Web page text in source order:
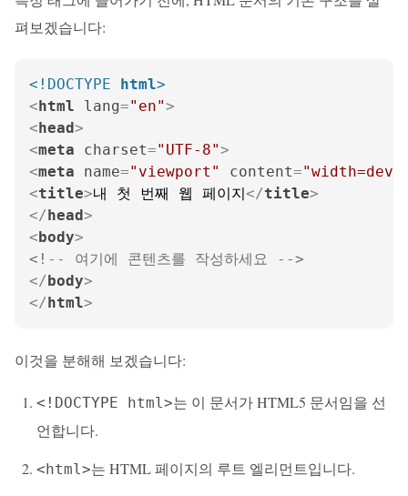
펴보겠습니다:
<!DOCTYPE html>
<html lang="en">
<head>
<meta charset="UTF-8">
<meta name="viewport" content=
<title>내 첫 번째 웹 페이지</title>
</head>
<body>
<!-- 여기에 콘텐츠를 작성하세요 -->
</body>
</html>
이것을 분해해 보겠습니다:
<!DOCTYPE html>는 이 문서가 HTML5 문서임을 선
언합니다.
<html>는 HTML 페이지의 루트 엘리먼트입니다.